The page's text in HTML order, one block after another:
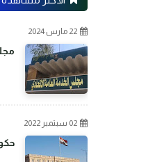
22 مارس 2024
02 سبتمبر 2022